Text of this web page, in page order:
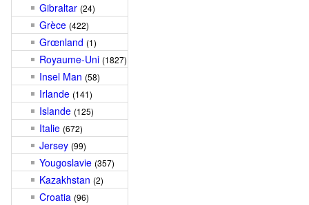
Gibraltar (24)
Grèce (422)
Grœnland (1)
Royaume-Uni (1827)
Insel Man (58)
Irlande (141)
Islande (125)
Italie (672)
Jersey (99)
Yougoslavie (357)
Kazakhstan (2)
Croatia (96)